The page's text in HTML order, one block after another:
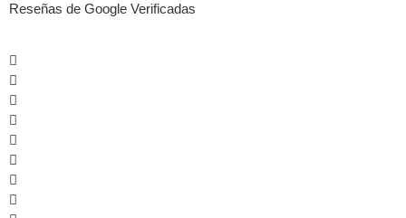
Reseñas de Google Verificadas